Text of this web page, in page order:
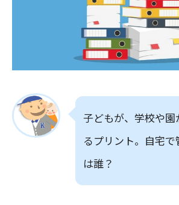
子どもが、学校や園
るプリント。自宅
は誰？